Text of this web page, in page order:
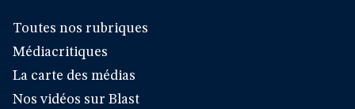
Toutes nos rubriques
Médiacritiques
La carte des médias
Nos vidéos sur Blast